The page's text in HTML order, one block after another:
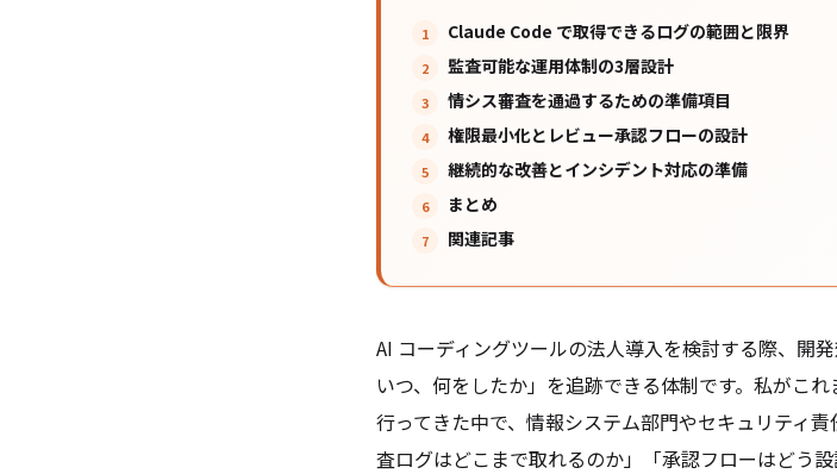
Claude Code で取得できるログの範囲と限界
監査可能な運用体制の3層設計
情シス審査を通過するための準備項目
権限最小化とレビュー承認フローの設計
継続的な改善とインシデント対応の準備
まとめ
関連記事
AI コーディングツールの法人導入を検討する際、開
いつ、何をしたか」を追跡できる体制です。私がこ
行ってきた中で、情報システム部門やセキュリティ
査ログはどこまで取れるのか」「承認フローはどう